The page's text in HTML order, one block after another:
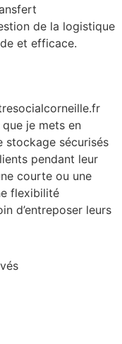
de la logistique
et efficace.
je mets en
stockage sécurisés
pendant leur
courte ou une
flexibilité
d’entreposer leurs